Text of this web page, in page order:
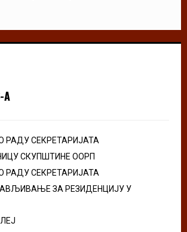
A
СЕКРЕТАРИЈАТА
СКУПШТИНЕ ООРП
СЕКРЕТАРИЈАТА
ЗА РЕЗИДЕНЦИЈУ У